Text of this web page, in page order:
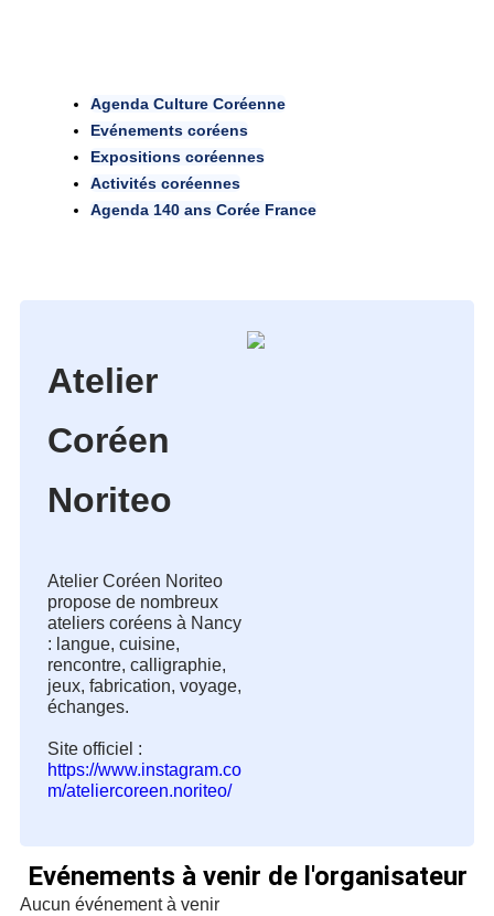
Agenda Culture Coréenne
Evénements coréens
Expositions coréennes
Activités coréennes
Agenda 140 ans Corée France
Atelier
Coréen
Noriteo
Atelier Coréen Noriteo
propose de nombreux
ateliers coréens à Nancy
: langue, cuisine,
rencontre, calligraphie,
jeux, fabrication, voyage,
échanges.
Site officiel :
https://www.instagram.co
m/ateliercoreen.noriteo/
Evénements à venir de l'organisateur
Aucun événement à venir